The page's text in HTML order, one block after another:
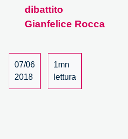
dibattito
Gianfelice Rocca
07/06
2018
1mn
lettura